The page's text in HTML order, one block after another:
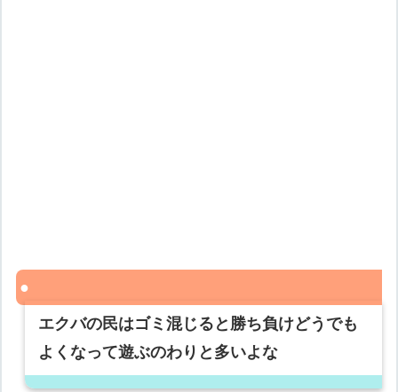
エクバの民はゴミ混じると勝ち負けどうでも
よくなって遊ぶのわりと多いよな